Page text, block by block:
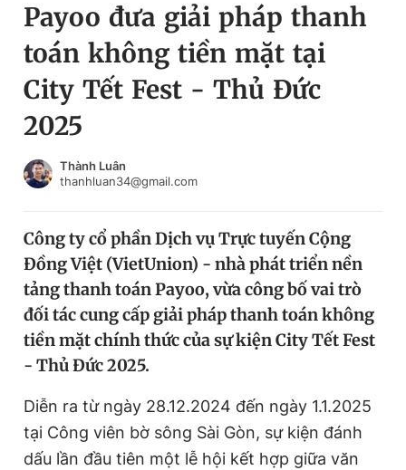
Chuyên mục
Chuyên mục khác
Chào ngày mới
Tin thị trường
Video Magazine
Sản phẩm khác
Tiện ích Bạn cần biết
Thông tin tòa soạn Liên hệ quảng cáo
Đổi mật khẩu
Tin đã lưu
Tin đã xem
Đăng xuất
Payoo đưa giải pháp thanh
toán không tiền mặt tại
City Tết Fest - Thủ Đức
2025
Thành Luân
thanhluan34@gmail.com
Công ty cổ phần Dịch vụ Trực tuyến Cộng
Đồng Việt (VietUnion) - nhà phát triển nền
tảng thanh toán Payoo, vừa công bố vai trò
đối tác cung cấp giải pháp thanh toán không
tiền mặt chính thức của sự kiện City Tết Fest
- Thủ Đức 2025.
Diễn ra từ ngày 28.12.2024 đến ngày 1.1.2025
tại Công viên bờ sông Sài Gòn, sự kiện đánh
dấu lần đầu tiên một lễ hội kết hợp giữa văn